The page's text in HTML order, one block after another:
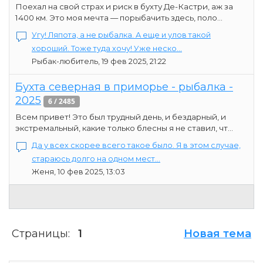
Поехал на свой страх и риск в бухту Де-Кастри, аж за
1400 км. Это моя мечта — порыбачить здесь, поло...
Угу! Ляпота, а не рыбалка. А еще и улов такой
хороший. Тоже туда хочу! Уже неско...
Рыбак-любитель, 19 фев 2025, 21:22
Бухта северная в приморье - рыбалка -
2025
6 / 2485
Всем привет! Это был трудный день, и бездарный, и
экстремальный, какие только блесны я не ставил, чт...
Да у всех скорее всего такое было. Я в этом случае,
стараюсь долго на одном мест...
Женя, 10 фев 2025, 13:03
Страницы: 1 Новая тема